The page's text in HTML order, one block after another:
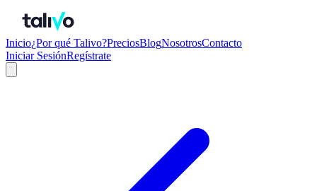
Inicio¿Por qué Talivo?PreciosBlogNosotrosContacto
Iniciar SesiónRegístrate